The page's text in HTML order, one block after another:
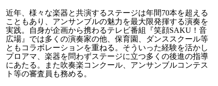
近年、様々な楽器と共演するステージは年間70本を超える
こともあり、アンサンブルの魅力を最大限発揮する演奏を
実践。自身が企画から携わるテレビ番組『笑顔SAKU！音
広場』では多くの演奏家の他、保育園、ダンススクール等
ともコラボレーションを重ねる。そういった経験を活かし
プロアマ、楽器を問わずステージに立つ多くの後進の指導
にあたる。また吹奏楽コンクール、アンサンブルコンテス
ト等の審査員も務める。